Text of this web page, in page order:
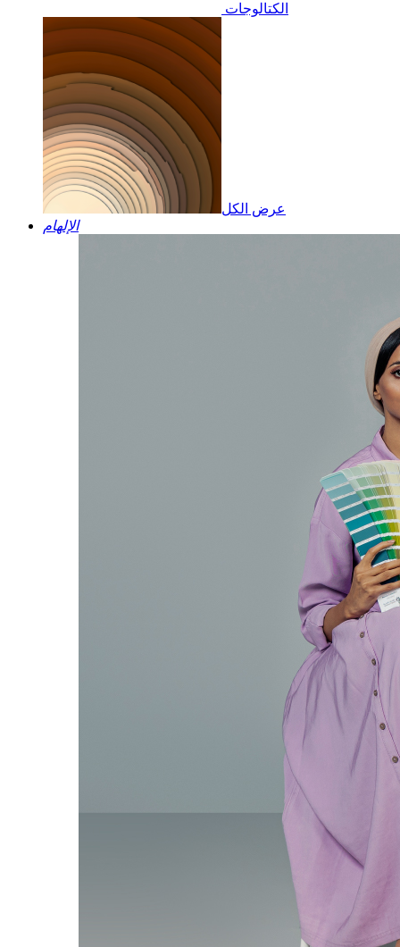
الكتالوجات
عرض الكل
الإلهام